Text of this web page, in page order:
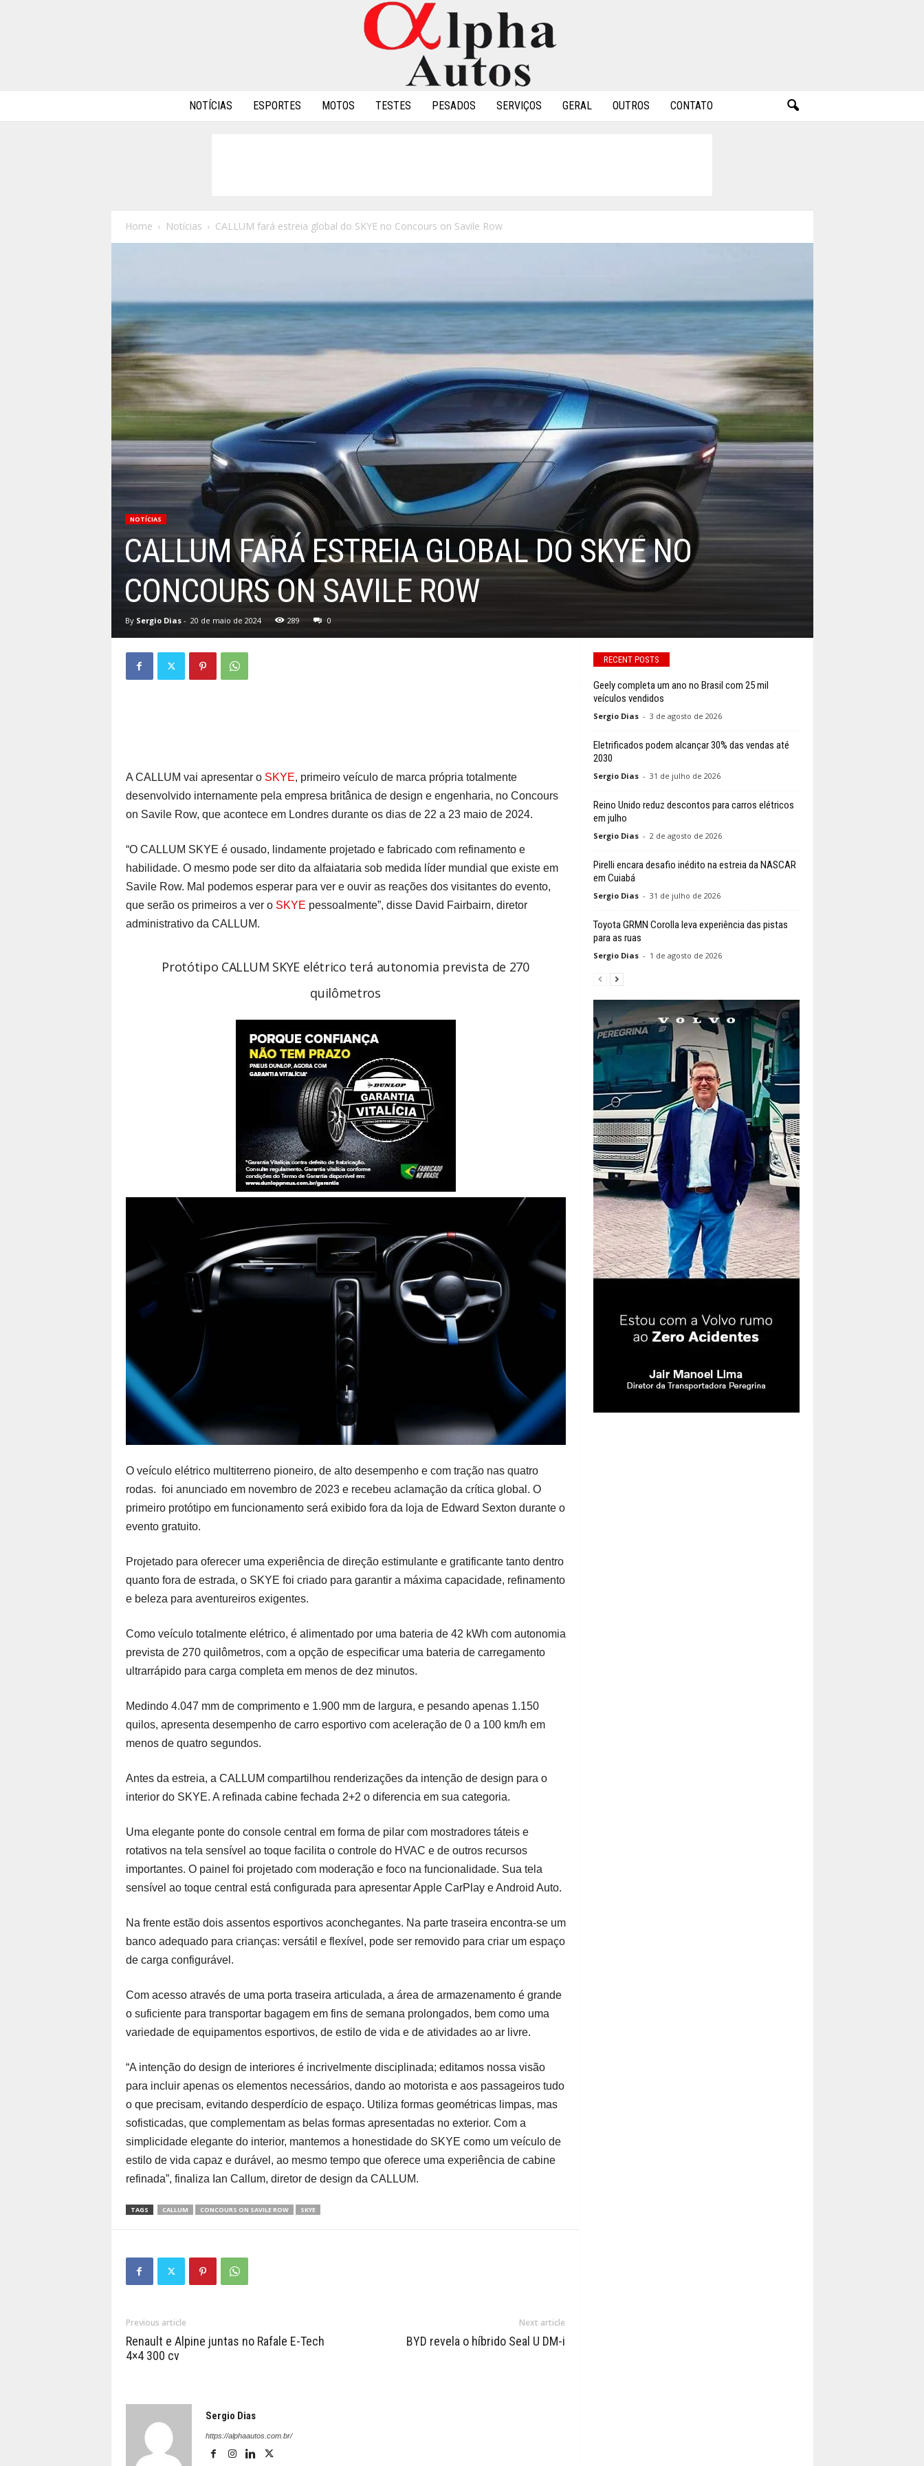
NOTÍCIAS ESPORTES MOTOS TESTES PESADOS SERVIÇOS GERAL OUTROS CONTATO
Home Notícias CALLUM fará estreia global do SKYE no Concours on Savile Row
NOTÍCIAS
CALLUM FARÁ ESTREIA GLOBAL DO SKYE NO
CONCOURS ON SAVILE ROW
By Sergio Dias- 20 de maio de 2024 289 0
A CALLUM vai apresentar o SKYE, primeiro veículo de marca própria totalmente
desenvolvido internamente pela empresa britânica de design e engenharia, no Concours
on Savile Row, que acontece em Londres durante os dias de 22 a 23 maio de 2024.
“O CALLUM SKYE é ousado, lindamente projetado e fabricado com refinamento e
habilidade. O mesmo pode ser dito da alfaiataria sob medida líder mundial que existe em
Savile Row. Mal podemos esperar para ver e ouvir as reações dos visitantes do evento,
que serão os primeiros a ver o SKYE pessoalmente”, disse David Fairbairn, diretor
administrativo da CALLUM.
Protótipo CALLUM SKYE elétrico terá autonomia prevista de 270
quilômetros
O veículo elétrico multiterreno pioneiro, de alto desempenho e com tração nas quatro
rodas. foi anunciado em novembro de 2023 e recebeu aclamação da crítica global. O
primeiro protótipo em funcionamento será exibido fora da loja de Edward Sexton durante o
evento gratuito.
Projetado para oferecer uma experiência de direção estimulante e gratificante tanto dentro
quanto fora de estrada, o SKYE foi criado para garantir a máxima capacidade, refinamento
e beleza para aventureiros exigentes.
Como veículo totalmente elétrico, é alimentado por uma bateria de 42 kWh com autonomia
prevista de 270 quilômetros, com a opção de especificar uma bateria de carregamento
ultrarrápido para carga completa em menos de dez minutos.
Medindo 4.047 mm de comprimento e 1.900 mm de largura, e pesando apenas 1.150
quilos, apresenta desempenho de carro esportivo com aceleração de 0 a 100 km/h em
menos de quatro segundos.
Antes da estreia, a CALLUM compartilhou renderizações da intenção de design para o
interior do SKYE. A refinada cabine fechada 2+2 o diferencia em sua categoria.
Uma elegante ponte do console central em forma de pilar com mostradores táteis e
rotativos na tela sensível ao toque facilita o controle do HVAC e de outros recursos
importantes. O painel foi projetado com moderação e foco na funcionalidade. Sua tela
sensível ao toque central está configurada para apresentar Apple CarPlay e Android Auto.
Na frente estão dois assentos esportivos aconchegantes. Na parte traseira encontra-se um
banco adequado para crianças: versátil e flexível, pode ser removido para criar um espaço
de carga configurável.
Com acesso através de uma porta traseira articulada, a área de armazenamento é grande
o suficiente para transportar bagagem em fins de semana prolongados, bem como uma
variedade de equipamentos esportivos, de estilo de vida e de atividades ao ar livre.
“A intenção do design de interiores é incrivelmente disciplinada; editamos nossa visão
para incluir apenas os elementos necessários, dando ao motorista e aos passageiros tudo
o que precisam, evitando desperdício de espaço. Utiliza formas geométricas limpas, mas
sofisticadas, que complementam as belas formas apresentadas no exterior. Com a
simplicidade elegante do interior, mantemos a honestidade do SKYE como um veículo de
estilo de vida capaz e durável, ao mesmo tempo que oferece uma experiência de cabine
refinada”, finaliza Ian Callum, diretor de design da CALLUM.
TAGS CALLUM CONCOURS ON SAVILE ROW SKYE
Previous article
Renault e Alpine juntas no Rafale E-Tech
4×4 300 cv
Next article
BYD revela o híbrido Seal U DM-i
Sergio Dias
https://alphaautos.com.br/
RECENT POSTS
Geely completa um ano no Brasil com 25 mil
veículos vendidos
Sergio Dias - 3 de agosto de 2026
Eletrificados podem alcançar 30% das vendas até
2030
Sergio Dias - 31 de julho de 2026
Reino Unido reduz descontos para carros elétricos
em julho
Sergio Dias - 2 de agosto de 2026
Pirelli encara desafio inédito na estreia da NASCAR
em Cuiabá
Sergio Dias - 31 de julho de 2026
Toyota GRMN Corolla leva experiência das pistas
para as ruas
Sergio Dias - 1 de agosto de 2026